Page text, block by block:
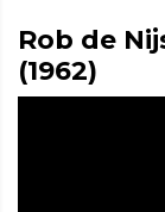
Rob de
(1962)